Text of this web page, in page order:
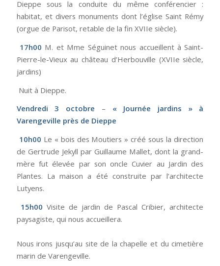
Dieppe sous la conduite du même conférencier :
habitat, et divers monuments dont l’église Saint Rémy
(orgue de Parisot, retable de la fin XVIIe siècle).
17h00 M. et Mme Séguinet nous accueillent à Saint-
Pierre-le-Vieux au château d’Herbouville (XVIIe siècle,
jardins)
Nuit à Dieppe.
Vendredi 3 octobre – « Journée jardins » à
Varengeville près de Dieppe
10h00 Le « bois des Moutiers » créé sous la direction
de Gertrude Jekyll par Guillaume Mallet, dont la grand-
mère fut élevée par son oncle Cuvier au Jardin des
Plantes. La maison a été construite par l’architecte
Lutyens.
15h00 Visite de jardin de Pascal Cribier, architecte
paysagiste, qui nous accueillera.
Nous irons jusqu’au site de la chapelle et du cimetière
marin de Varengeville.